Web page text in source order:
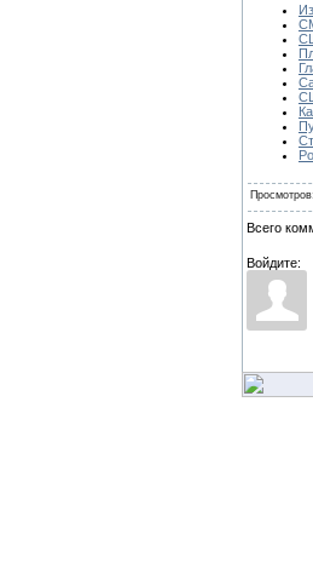
Всего
Войдите: